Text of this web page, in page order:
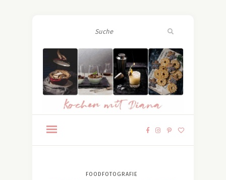
FOODFOTOGRAFIE